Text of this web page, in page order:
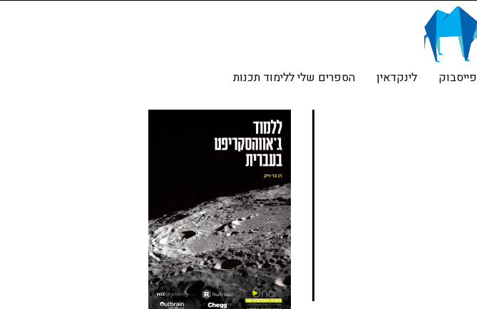
פייסבוק לינקדאין הספרים שלי ללימוד תכנות